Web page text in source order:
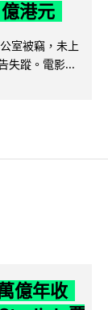
港元
室被竊，未上
失蹤。電影...
億年收